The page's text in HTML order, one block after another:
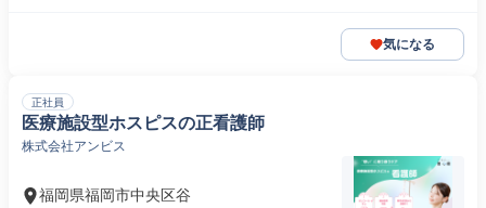
気になる
正社員
医療施設型ホスピスの正看護師
株式会社アンビス
福岡県福岡市中央区谷